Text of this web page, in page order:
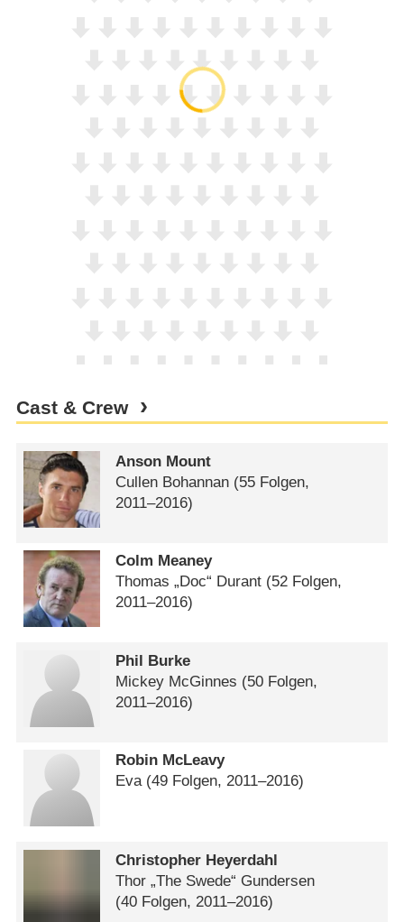
Cast & Crew
Anson Mount
Cullen Bohannan (55 Folgen,
2011⁠–⁠2016)
Colm Meaney
Thomas „Doc“ Durant (52 Folgen,
2011⁠–⁠2016)
Phil Burke
Mickey McGinnes (50 Folgen,
2011⁠–⁠2016)
Robin McLeavy
Eva(49 Folgen, 2011⁠–⁠2016)
Christopher Heyerdahl
Thor „The Swede“ Gundersen
(40 Folgen, 2011⁠–⁠2016)